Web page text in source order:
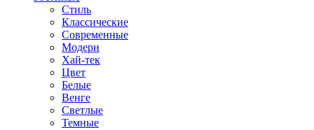
Стиль
Классические
Современные
Модерн
Хай-тек
Цвет
Белые
Венге
Светлые
Темные